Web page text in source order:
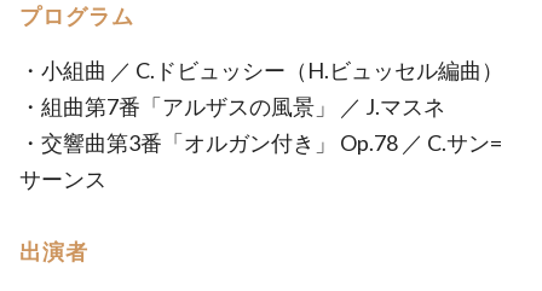
プログラム
・小組曲 ／ C.ドビュッシー（H.ビュッセル編曲）
・組曲第7番「アルザスの風景」 ／ J.マスネ
・交響曲第3番「オルガン付き」 Op.78 ／ C.サン=
サーンス
出演者